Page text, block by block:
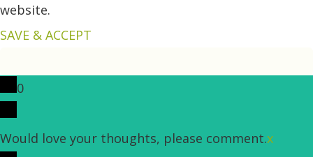
website.
SAVE & ACCEPT
0
Would love your thoughts, please comment.x